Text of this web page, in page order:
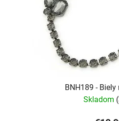
BNH189 -
Skladom